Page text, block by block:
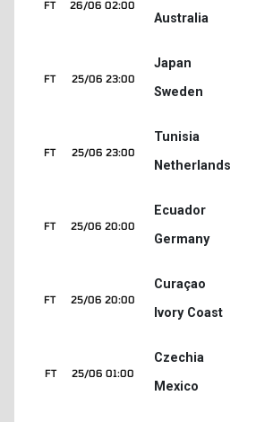
26/06 02:00
FT
Australia
25/06 23:00
FT
Japan
Sweden
25/06 23:00
FT
Tunisia
Netherlands
25/06 20:00
FT
Ecuador
Germany
25/06 20:00
FT
Curaçao
Ivory Coast
25/06 01:00
FT
Czechia
Mexico